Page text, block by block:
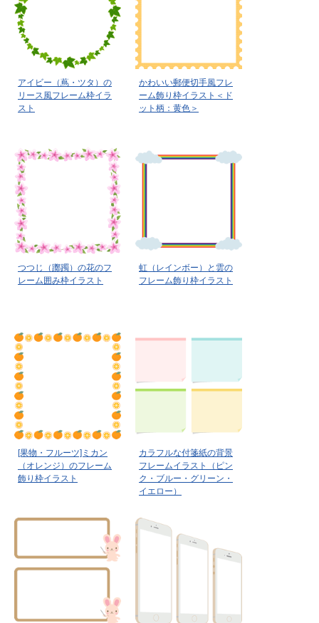
アイビー（蔦・ツタ）の
リース風フレーム枠イラ
スト
かわいい郵便切手風フレ
ーム飾り枠イラスト＜ド
ット柄：黄色＞
つつじ（躑躅）の花のフ
レーム囲み枠イラスト
虹（レインボー）と雲の
フレーム飾り枠イラスト
[果物・フルーツ]ミカン
（オレンジ）のフレーム
飾り枠イラスト
カラフルな付箋紙の背景
フレームイラスト（ピン
ク・ブルー・グリーン・
イエロー）